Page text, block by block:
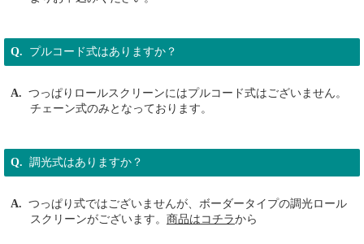
プルコード式はありますか？
つっぱりロールスクリーンにはプルコード式はございません。
チェーン式のみとなっております。
調光式はありますか？
つっぱり式ではございませんが、ボーダータイプの調光ロール
スクリーンがございます。 商品はコチラから